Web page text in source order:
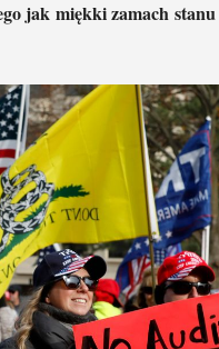
jak miękki zamach stanu